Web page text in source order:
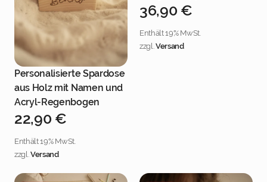
Personalisierte Spardose
aus Holz mit Namen und
Acryl-Regenbogen
Jetzt personalisieren
22,90 €
Enthält 19% MwSt.
zzgl.Versand
36,90 €
Enthält 19% MwSt.
zzgl.Versand